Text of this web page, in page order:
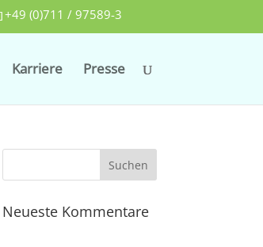
+49 (0)711 / 97589-3
Karriere Presse
Neueste Kommentare